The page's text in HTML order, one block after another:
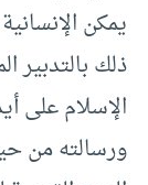
يمكن
ذلك بالتدبير
الإسلام على
ورسالته من